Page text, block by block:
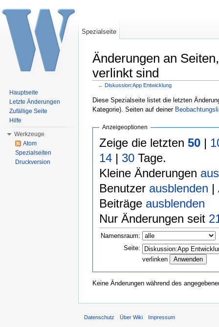
Änderungen an
verlinkt sind
← Diskussion:App Entwicklung
Diese Spezialseite listet die letzten
Kategorie). Seiten auf deiner
Anzeigeoptionen
Zeige die letzten 50|
14| 30Tage.
Kleine Änderungen
Benutzer ausblenden |
Beiträge ausblenden
Nur Änderungen seit
Namensraum:
Seite:
verlinken
Keine Änderungen während des
Spezialseite
Hauptseite
Letzte Änderungen
Zufällige Seite
Hilfe
Werkzeuge
Atom
Spezialseiten
Druckversion
Datenschutz Über Wiki Impressum